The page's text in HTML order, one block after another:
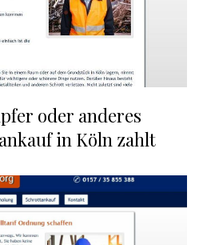
oder anderes
in Köln zahlt